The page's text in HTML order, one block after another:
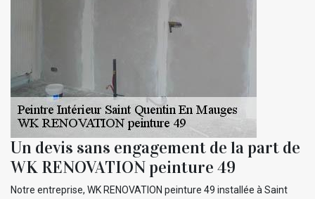
Un devis sans engagement de la part de
WK RENOVATION peinture 49
Notre entreprise, WK RENOVATION peinture 49 installée à Saint